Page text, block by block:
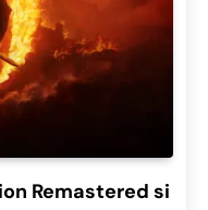
Remastered si